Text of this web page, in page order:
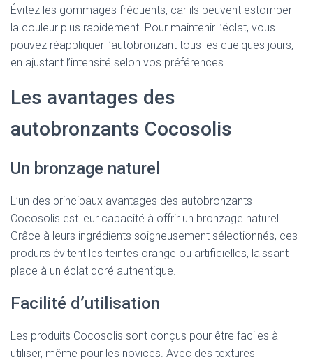
Évitez les gommages fréquents, car ils peuvent estomper
la couleur plus rapidement. Pour maintenir l’éclat, vous
pouvez réappliquer l’autobronzant tous les quelques jours,
en ajustant l’intensité selon vos préférences.
Les avantages des
autobronzants Cocosolis
Un bronzage naturel
L’un des principaux avantages des autobronzants
Cocosolis est leur capacité à offrir un bronzage naturel.
Grâce à leurs ingrédients soigneusement sélectionnés, ces
produits évitent les teintes orange ou artificielles, laissant
place à un éclat doré authentique.
Facilité d’utilisation
Les produits Cocosolis sont conçus pour être faciles à
utiliser, même pour les novices. Avec des textures